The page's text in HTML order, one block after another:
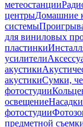
метеостанции
центрыДомашние
системы
для виниловых
пластинки
усилители
акустики
акустикиСумки,
фотостудии
освещение
фотостудии
предметной